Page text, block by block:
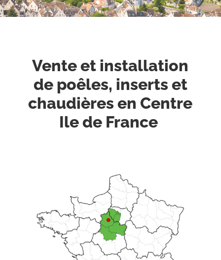
Vente et installation
de poêles, inserts et
chaudières en Centre
Ile de France